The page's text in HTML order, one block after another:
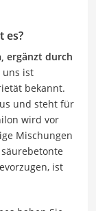
es?
ergänzt durch
uns ist
bekannt.
und steht für
wird vor
Mischungen
ist